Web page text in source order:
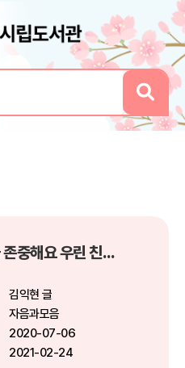
생명을 존중해요 우린 친구니까
김익현 글
자음과모음
2020-07-06
2021-02-24